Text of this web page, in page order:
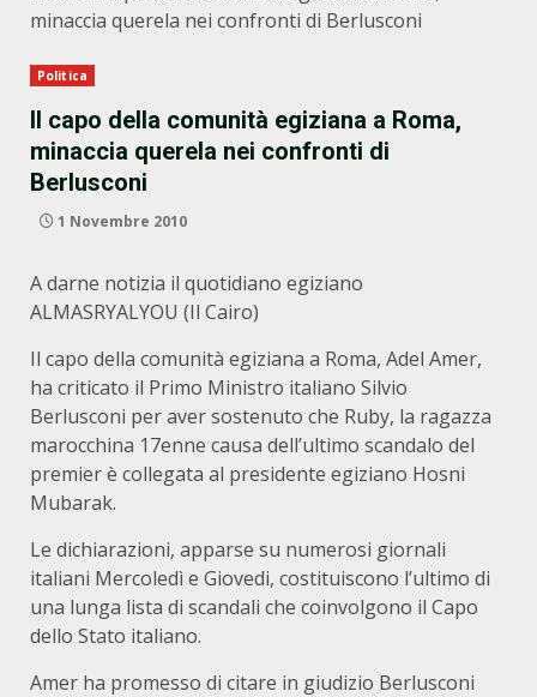
minaccia querela nei confronti di Berlusconi
Politica
Il capo della comunità egiziana a Roma,
minaccia querela nei confronti di
Berlusconi
1 Novembre 2010
A darne notizia il quotidiano egiziano
ALMASRYALYOU (Il Cairo)
Il capo della comunità egiziana a Roma, Adel Amer,
ha criticato il Primo Ministro italiano Silvio
Berlusconi per aver sostenuto che Ruby, la ragazza
marocchina 17enne causa dell’ultimo scandalo del
premier è collegata al presidente egiziano Hosni
Mubarak.
Le dichiarazioni, apparse su numerosi giornali
italiani Mercoledì e Giovedi, costituiscono l’ultimo di
una lunga lista di scandali che coinvolgono il Capo
dello Stato italiano.
Amer ha promesso di citare in giudizio Berlusconi